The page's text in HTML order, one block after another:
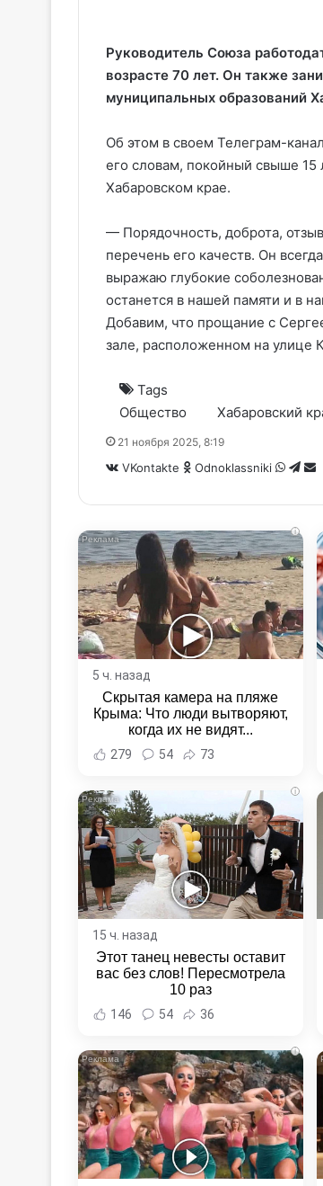
Руководитель Союза
возрасте 70 лет. Он также
муниципальных образований
Об этом в своем Телеграм-
его словам, покойный свыше 15
Хабаровском крае.
— Порядочность, доброта,
перечень его качеств. Он
выражаю глубокие
останется в нашей памяти и в
Добавим, что прощание с
зале, расположенном на улице
Tags
Общество
Хабаровский
21 ноября 2025, 8:19
VKontakte Odnoklassniki
i
5 ч. назад
Скрытая камера на пляже
Крыма: Что люди вытворяют,
когда их не видят...
279 54 73
i
15 ч. назад
Этот танец невесты оставит
вас без слов! Пересмотрела
10 раз
146 54 36
i